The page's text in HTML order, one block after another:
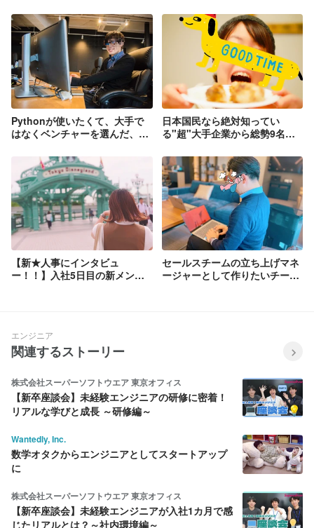
Pythonが使いたくて、大手で
はなくベンチャーを選んだ、26
日本国民なら絶対知ってい
る"超"大手企業から総勢9名の
半年経ちました！！
【新★人事にインタビュ
ー！！】入社5日目の新メンバ
セールスチームの立ち上げマネ
ージャーとして作りたいチーム
エンジニア
関連するストーリー
株式会社スーパーソフトウエア 東京オフィス
【新卒座談会】未経験エンジニアの研修に密着！
リアルな学びと成長 ～研修編～
Wantedly, Inc.
数学オタクからエンジニアとしてスタートアップ
に
株式会社スーパーソフトウエア 東京オフィス
【新卒座談会】未経験エンジニアが入社1カ月で感
じたリアルとは？～社内環境編～